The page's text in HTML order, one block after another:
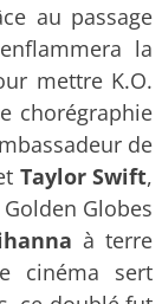
au passage
la
mettre K.O.
chorégraphie
de
Taylor Swift,
Globes
à terre
cinéma sert